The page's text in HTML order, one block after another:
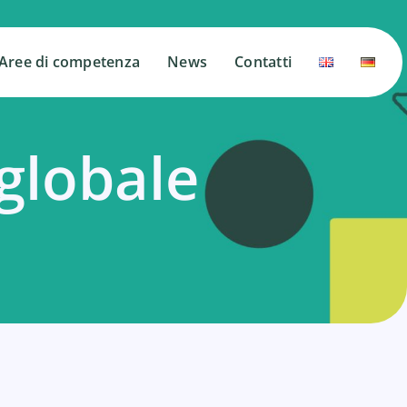
di competenza News Contatti
di competenza News Contatti